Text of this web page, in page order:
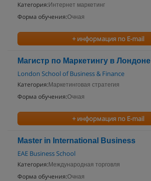
Категория: Интернет маркетинг
Форма обучения:Очная
+ информация по E-mail
Магистр по Маркетингу в Лондоне
London School of Business & Finance
Категория: Маркетинговая стратегия
Форма обучения:Очная
+ информация по E-mail
Master in International Business
EAE Business School
Категория: Международная торговля
Форма обучения:Очная